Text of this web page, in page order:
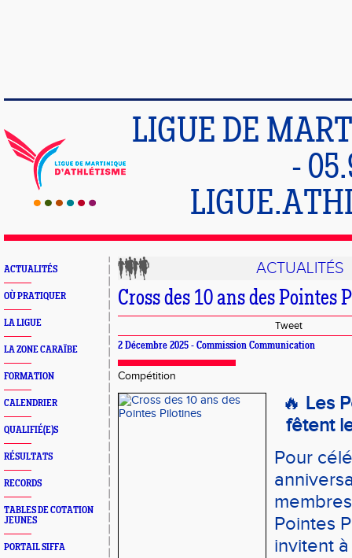
LIGUE DE
-
ACTUALITÉS
OÙ PRATIQUER
LA LIGUE
LA ZONE CARAÏBE
FORMATION
CALENDRIER
QUALIFIÉ(E)S
RÉSULTATS
RECORDS
TABLES DE COTATION
JEUNES
PORTAIL SIFFA
ACTUALITÉS
Cross des 10 ans des Pointes
Tweet
2 Décembre 2025 - Commission Communication
Compétition
🔥 Les
fêtent
Pour
Pointes
invitent